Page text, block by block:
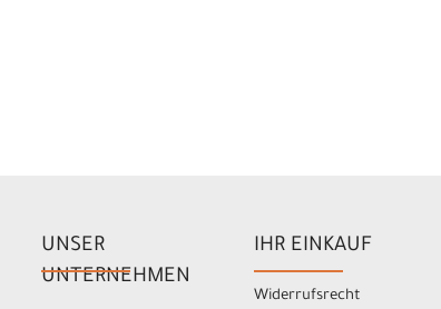
UNSER
UNTERNEHMEN
IHR EINKAUF
Widerrufsrecht